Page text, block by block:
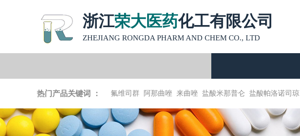
浙江荣大医药化工有限公司
ZHEJIANG RONGDA PHARM AND CHEM CO., LTD
热门产品关键词 ： 氟维司群 阿那曲唑 来曲唑 盐酸米那普仑 盐酸帕洛诺司琼